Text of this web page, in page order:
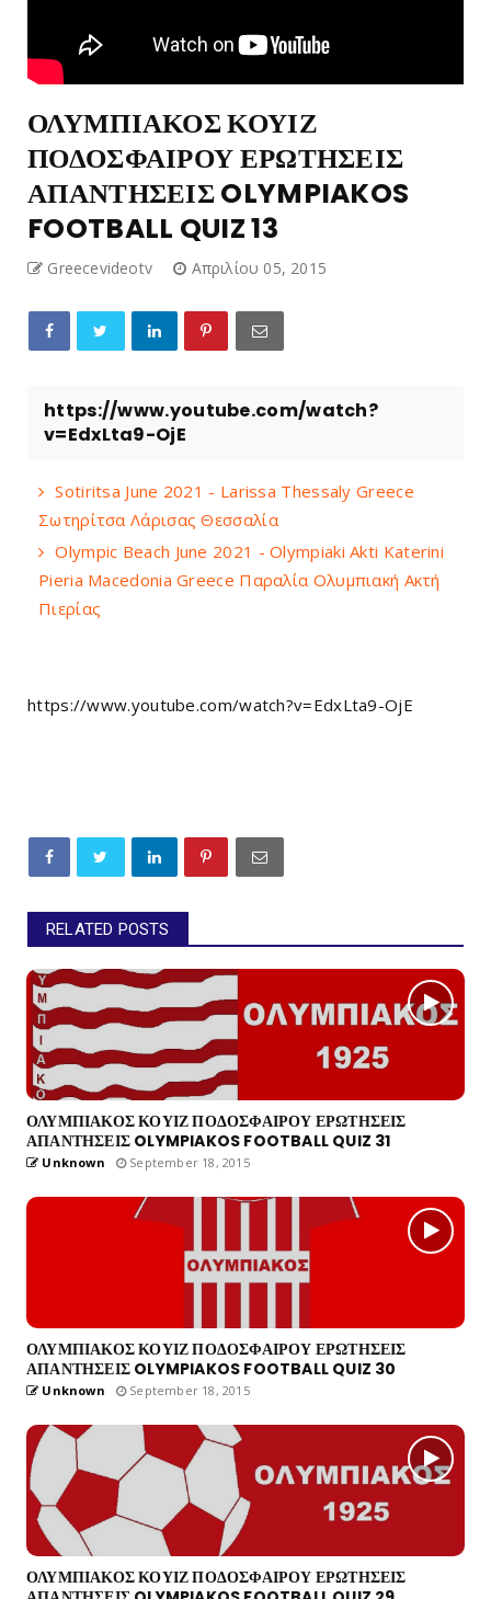
ΟΛΥΜΠΙΑΚΟΣ ΚΟΥΙΖ
ΠΟΔΟΣΦΑΙΡΟΥ ΕΡΩΤΗΣΕΙΣ
ΑΠΑΝΤΗΣΕΙΣ OLYMPIAKOS
FOOTBALL QUIZ 13
Greecevideotv Απριλίου 05, 2015
https://www.youtube.com/watch?
v=EdxLta9-OjE
Sotiritsa June 2021 - Larissa Thessaly Greece
Σωτηρίτσα Λάρισας Θεσσαλία
Olympic Beach June 2021 - Olympiaki Akti Katerini
Pieria Macedonia Greece Παραλία Ολυμπιακή Ακτή
Πιερίας
https://www.youtube.com/watch?v=EdxLta9-OjE
RELATED POSTS
ΟΛΥΜΠΙΑΚΟΣ ΚΟΥΙΖ ΠΟΔΟΣΦΑΙΡΟΥ ΕΡΩΤΗΣΕΙΣ
ΑΠΑΝΤΗΣΕΙΣ OLYMPIAKOS FOOTBALL QUIZ 31
Unknown September 18, 2015
ΟΛΥΜΠΙΑΚΟΣ ΚΟΥΙΖ ΠΟΔΟΣΦΑΙΡΟΥ ΕΡΩΤΗΣΕΙΣ
ΑΠΑΝΤΗΣΕΙΣ OLYMPIAKOS FOOTBALL QUIZ 30
Unknown September 18, 2015
ΟΛΥΜΠΙΑΚΟΣ ΚΟΥΙΖ ΠΟΔΟΣΦΑΙΡΟΥ ΕΡΩΤΗΣΕΙΣ